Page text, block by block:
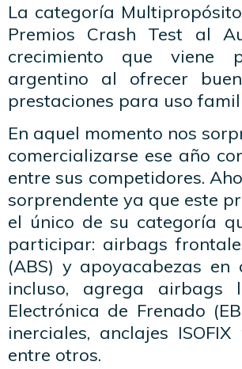
La categoría
Premios Crash Test al
crecimiento que viene
argentino al ofrecer
prestaciones para uso
En aquel momento nos
comercializarse ese año
entre sus competidores.
sorprendente ya que este
el único de su categoría
participar: airbags
(ABS) y apoyacabezas
incluso, agrega airbags
Electrónica de Frenado
inerciales, anclajes
entre otros.